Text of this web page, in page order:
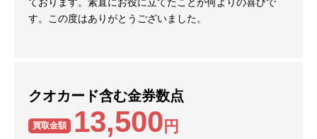
す。この度はありがとうございました。
クオカード含む金券数点
買取金額 13,500 円